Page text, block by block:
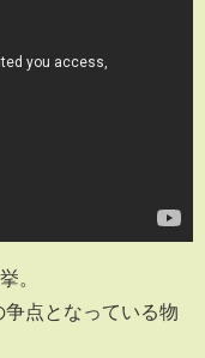
。
点となっている物